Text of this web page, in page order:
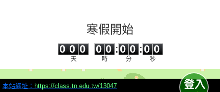
寒假開始
0 0 0
天
0
0
0
0
時
:
0
0
0
0
分
:0 0
秒
本站網址： https://class.tn.edu.tw/13047